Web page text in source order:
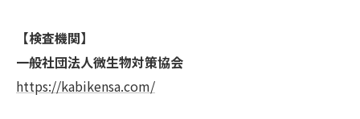
【検査機関】
一般社団法人微生物対策協会
https://kabikensa.com/